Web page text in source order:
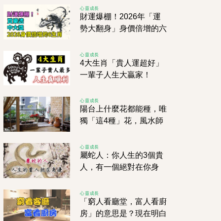
心靈成長
財運爆棚！2026年「運
勢大翻身」身價倍增的六
心靈成長
4大生肖「貴人運超好」
一輩子人生大贏家！
心靈成長
陽台上什麼花都能種，唯
獨「這4種」花，風水師
心靈成長
屬蛇人：你人生的3個貴
人，有一個絕對在你身
意！
心靈成長
「窮人看廳堂，富人看廚
房」的意思是？現在明白